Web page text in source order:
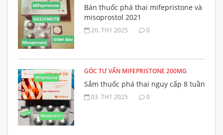
Bán thuốc phá thai mifepristone và
misoprostol 2021
20. TH1 2025 0
GÓC TƯ VẤN MIFEPRISTONE 200MG
Sắm thuốc phá thai nguy cấp 8 tuần
03. TH1 2025 0